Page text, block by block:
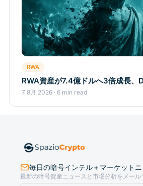
RWA
RWA資産が7.4億ドルへ3倍成長、
7 8月 2026 · 6 min read
毎日の暗号インテル＋マーケットニ
最新の暗号資産ニュースと市場分析をメール